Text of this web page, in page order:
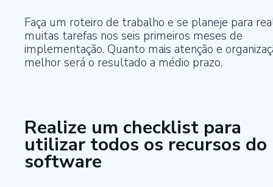
Faça um roteiro de trabalho e se planeje para
muitas tarefas nos seis primeiros meses de
implementação. Quanto mais atenção e
melhor será o resultado a médio prazo.
Realize um checklist para
utilizar todos os recursos do
software